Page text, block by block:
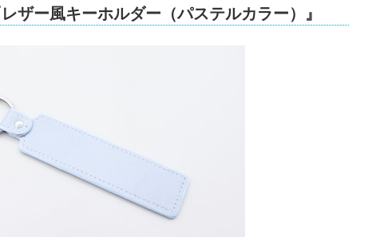
ザー風キーホルダー（パステルカラー）』